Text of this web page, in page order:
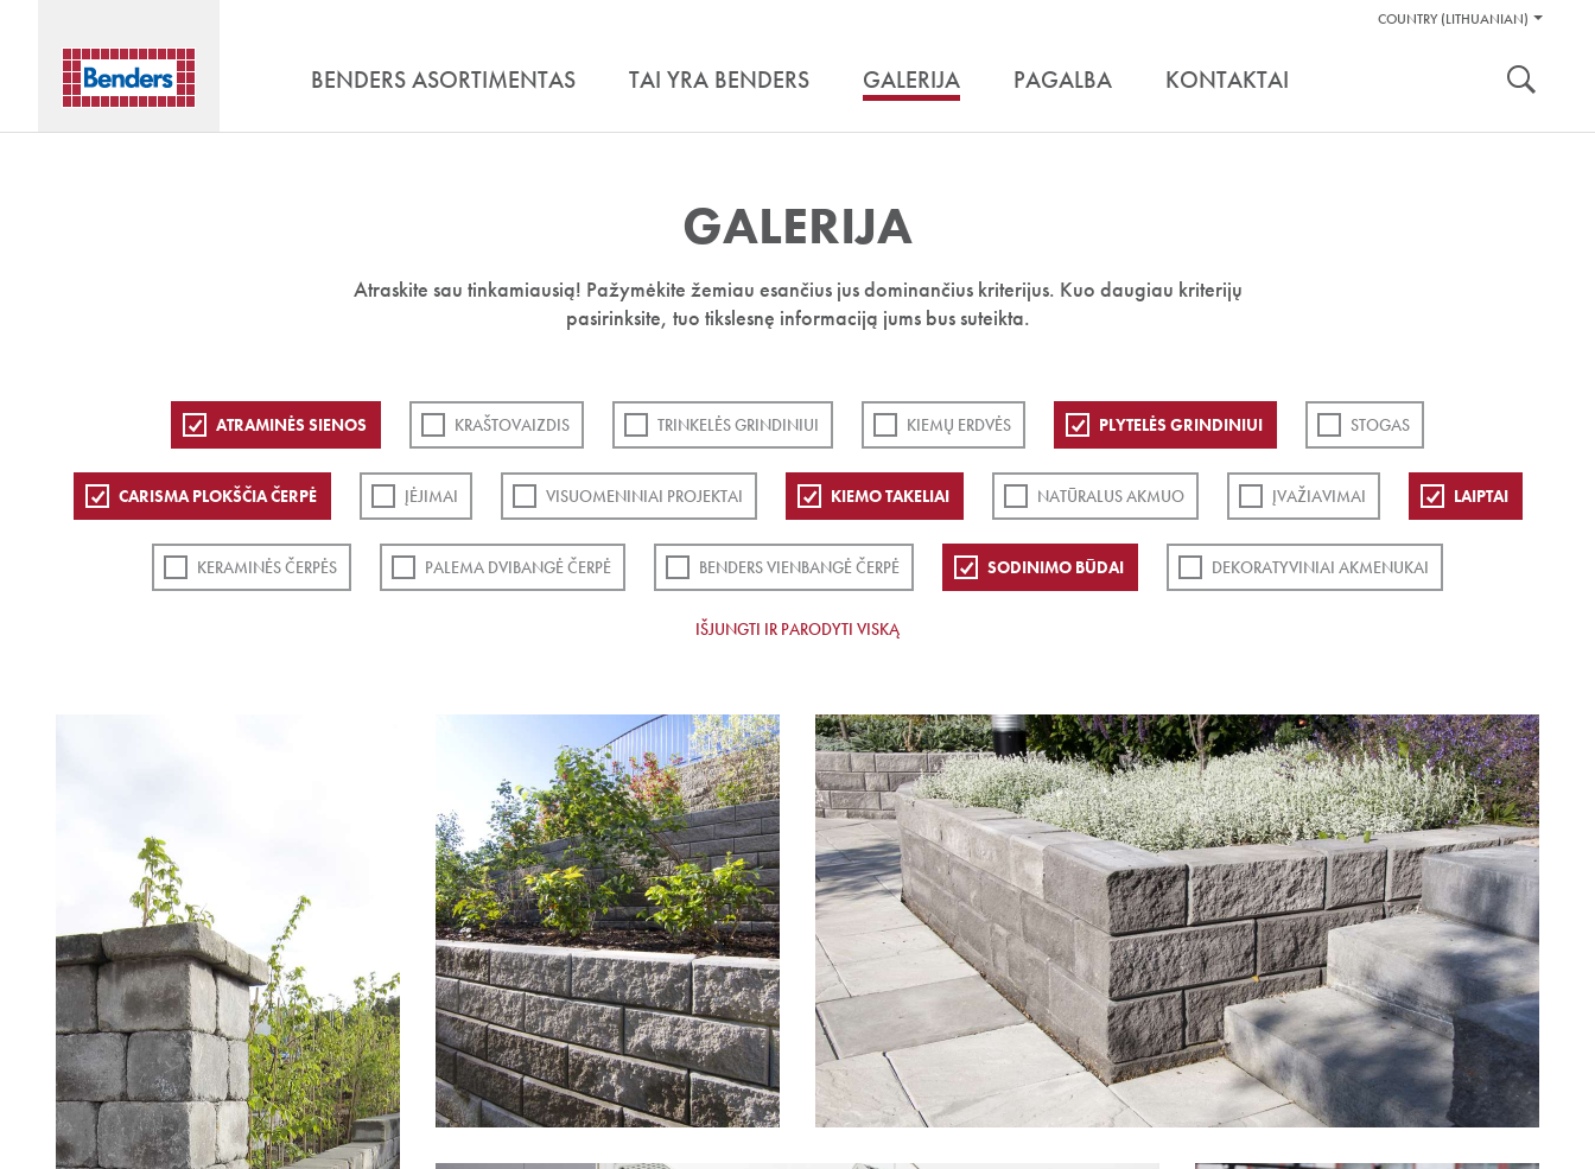
Pagalbos
COUNTRY (LITHUANIAN)
BENDERS ASORTIMENTAS TAI YRA BENDERS GALERIJA PAGALBA KONTAKTAI
GALERIJA
Atraskite sau tinkamiausią! Pažymėkite žemiau esančius jus dominančius kriterijus. Kuo daugiau kriterijų
pasirinksite, tuo tikslesnę informaciją jums bus suteikta.
ATRAMINĖS SIENOS KRAŠTOVAIZDIS TRINKELĖS GRINDINIUI KIEMŲ ERDVĖS PLYTELĖS GRINDINIUI STOGAS
CARISMA PLOKŠČIA ČERPĖ ĮĖJIMAI VISUOMENINIAI PROJEKTAI KIEMO TAKELIAI NATŪRALUS AKMUO ĮVAŽIAVIMAI LAIPTAI
KERAMINĖS ČERPĖS PALEMA DVIBANGĖ ČERPĖ BENDERS VIENBANGĖ ČERPĖ SODINIMO BŪDAI DEKORATYVINIAI AKMENUKAI
IŠJUNGTI IR PARODYTI VISKĄ